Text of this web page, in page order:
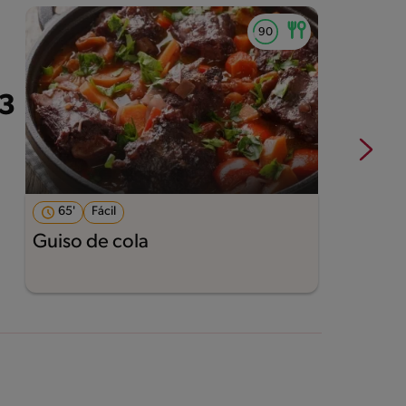
65' Fácil
Guiso de cola